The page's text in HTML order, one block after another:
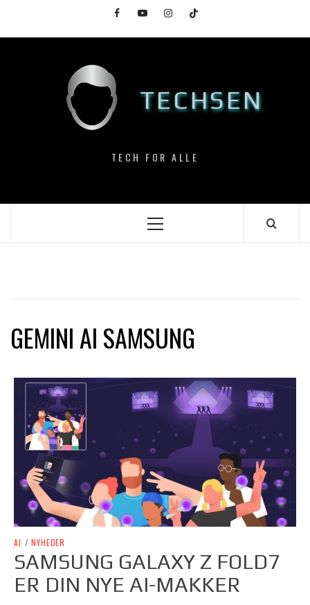
content
FacebookYouTubeInstagramTikTok
TECHSEN
TECH FOR ALLE
Primary
GEMINI AI SAMSUNG
AI / NYHEDER
SAMSUNG GALAXY Z FOLD7
ER DIN NYE AI-MAKKER